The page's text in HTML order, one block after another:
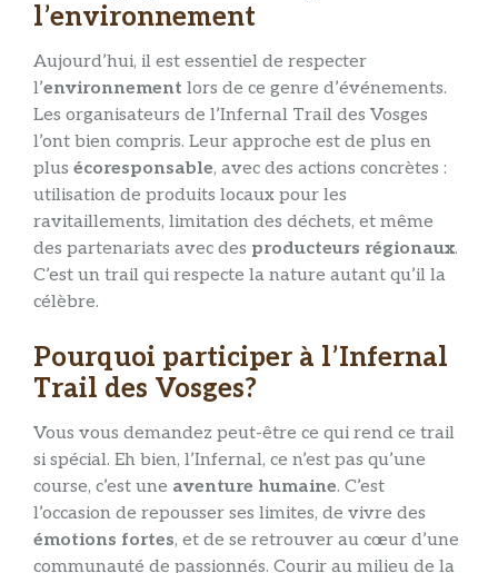
l’environnement
Aujourd’hui, il est essentiel de respecter
l’environnement lors de ce genre d’événements.
Les organisateurs de l’Infernal Trail des Vosges
l’ont bien compris. Leur approche est de plus en
plus écoresponsable, avec des actions concrètes :
utilisation de produits locaux pour les
ravitaillements, limitation des déchets, et même
des partenariats avec des producteurs régionaux.
C’est un trail qui respecte la nature autant qu’il la
célèbre.
Pourquoi participer à l’Infernal
Trail des Vosges?
Vous vous demandez peut-être ce qui rend ce trail
si spécial. Eh bien, l’Infernal, ce n’est pas qu’une
course, c’est une aventure humaine. C’est
l’occasion de repousser ses limites, de vivre des
émotions fortes, et de se retrouver au cœur d’une
communauté de passionnés. Courir au milieu de la